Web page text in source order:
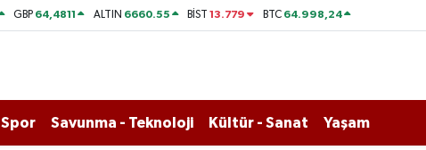
GBP 64,4811 ALTIN 6660.55 BİST13.779 BTC 64.998,24
Spor Savunma - Teknoloji Kültür - Sanat Yaşam